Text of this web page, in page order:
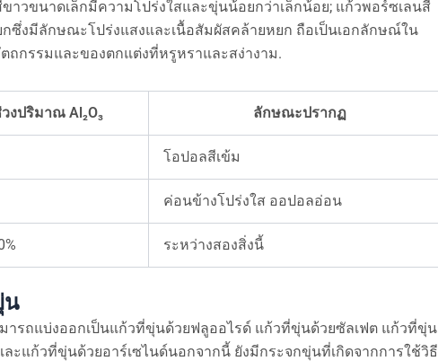
าวขนาดเล็กมีความโปร่งใสและขุ่นน้อยกว่าเล็กน้อย; แก้วพอร์ซเลนสี
ซึ่งมีลักษณะโปร่งแสงและเนื้อสัมผัสคล้ายหยก ถือเป็นเอกลักษณ์ใน
กรรมและของตกแต่งที่หรูหราและสง่างาม.
งปริมาณ Al₂O₃ ลักษณะปรากฏ
โอปอลสีเข้ม
ค่อนข้างโปร่งใส ออปอลอ่อน
ระหว่างสองสิ่งนี้
น
รถแบ่งออกเป็นแก้วที่ขุ่นด้วยฟลูออไรด์ แก้วที่ขุ่นด้วยซัลเฟต แก้วที่ขุ่น
แก้วที่ขุ่นด้วยอาร์เซไนด์นอกจากนี้ ยังมีกระจกขุ่นที่เกิดจากการใช้วิธี